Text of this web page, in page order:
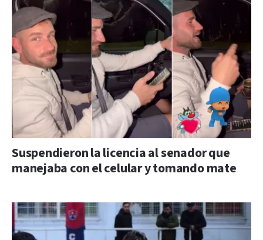
Suspendieron la licencia al senador que
manejaba con el celular y tomando mate